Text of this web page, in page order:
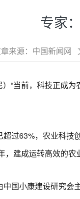
专家
来源：中国新闻网
当前，科技正成为
63%，农业科技
，建成运转高效的
小康建设研究会